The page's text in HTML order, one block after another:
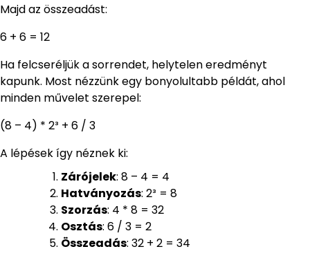
Majd az összeadást:
6 + 6 = 12
Ha felcseréljük a sorrendet, helytelen eredményt
kapunk. Most nézzünk egy bonyolultabb példát, ahol
minden művelet szerepel:
(8 – 4) * 2³ + 6 / 3
A lépések így néznek ki:
Zárójelek: 8 – 4 = 4
Hatványozás: 2³ = 8
Szorzás: 4 * 8 = 32
Osztás: 6 / 3 = 2
Összeadás: 32 + 2 = 34